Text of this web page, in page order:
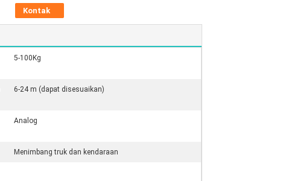
Kontak
5-100Kg
6-24 m (dapat disesuaikan)
Analog
Menimbang truk dan kendaraan